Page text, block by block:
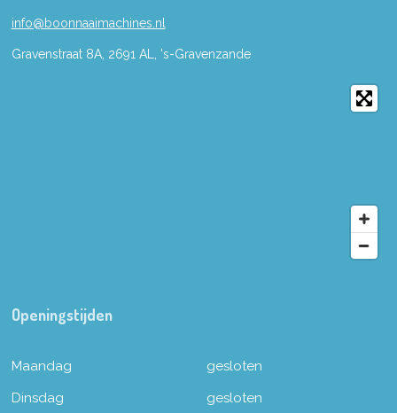
info@boonnaaimachines.nl
Gravenstraat 8A, 2691 AL, 's-Gravenzande
Openingstijden
Maandag
gesloten
Dinsdag
gesloten